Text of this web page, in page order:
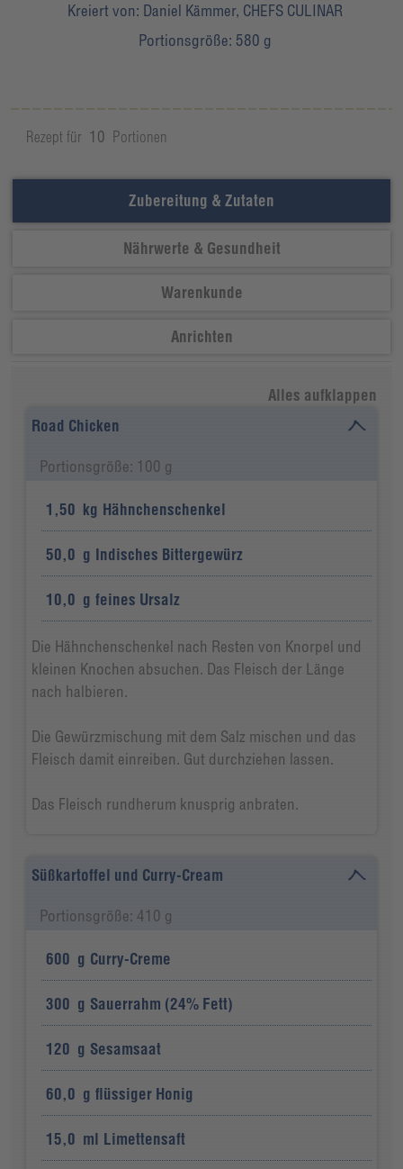
Kreiert von: Daniel Kämmer, CHEFS CULINAR
Portionsgröße: 580 g
Rezept für 10 Portionen
Zubereitung & Zutaten
Nährwerte & Gesundheit
Warenkunde
Anrichten
Alles aufklappen
Road Chicken
Portionsgröße: 100 g
1,50 kg Hähnchenschenkel
50,0 g Indisches Bittergewürz
10,0 g feines Ursalz
Die Hähnchenschenkel nach Resten von Knorpel und
kleinen Knochen absuchen. Das Fleisch der Länge
nach halbieren.
Die Gewürzmischung mit dem Salz mischen und das
Fleisch damit einreiben. Gut durchziehen lassen.
Das Fleisch rundherum knusprig anbraten.
Süßkartoffel und Curry-Cream
Portionsgröße: 410 g
600 g Curry-Creme
300 g Sauerrahm (24% Fett)
120 g Sesamsaat
60,0 g flüssiger Honig
15,0 ml Limettensaft